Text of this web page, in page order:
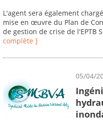
L'agent sera également
mise en œuvre du Plan de
de gestion de crise de l'EPTB
complète ]
05/04/